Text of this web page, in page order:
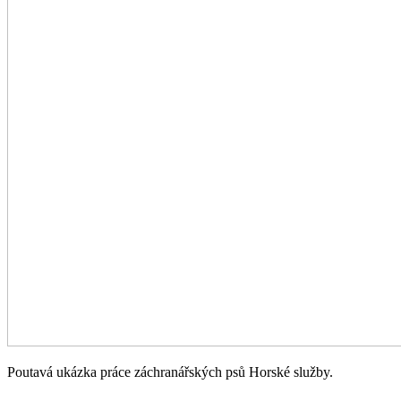
Poutavá ukázka práce záchranářských psů Horské služby.